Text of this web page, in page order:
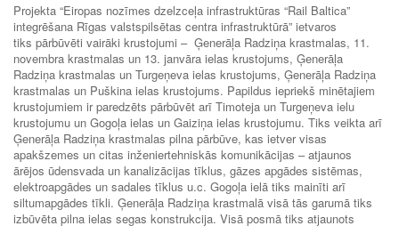
Projekta “Eiropas nozīmes dzelzceļa infrastruktūras “Rail Baltica”
integrēšana Rīgas valstspilsētas centra infrastruktūrā” ietvaros
tiks pārbūvēti vairāki krustojumi – Ģenerāļa Radziņa krastmalas, 11.
novembra krastmalas un 13. janvāra ielas krustojums, Ģenerāļa
Radziņa krastmalas un Turgeņeva ielas krustojums, Ģenerāļa Radziņa
krastmalas un Puškina ielas krustojums. Papildus iepriekš minētajiem
krustojumiem ir paredzēts pārbūvēt arī Timoteja un Turgeņeva ielu
krustojumu un Gogoļa ielas un Gaiziņa ielas krustojumu. Tiks veikta arī
Ģenerāļa Radziņa krastmalas pilna pārbūve, kas ietver visas
apakšzemes un citas inženiertehniskās komunikācijas – atjaunos
ārējos ūdensvada un kanalizācijas tīklus, gāzes apgādes sistēmas,
elektroapgādes un sadales tīklus u.c. Gogoļa ielā tiks mainīti arī
siltumapgādes tīkli. Ģenerāļa Radziņa krastmalā visā tās garumā tiks
izbūvēta pilna ielas segas konstrukcija. Visā posmā tiks atjaunots